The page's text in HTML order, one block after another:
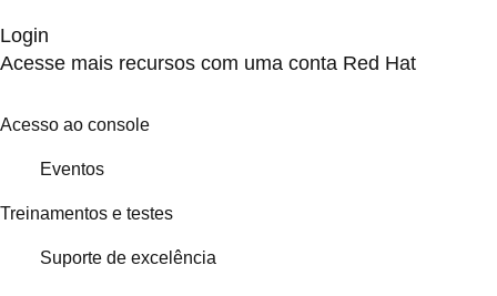
Login
Acesse mais recursos com uma conta Red Hat
Acesso ao console
Eventos
Treinamentos e testes
Suporte de excelência